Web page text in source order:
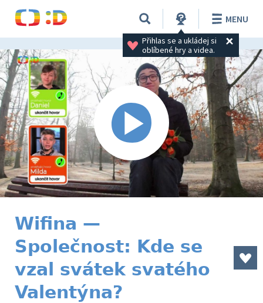
Přihlas se a ukládej si
oblíbené hry a videa.
MENU
Wifina —
Společnost: Kde se
vzal svátek svatého
Valentýna?